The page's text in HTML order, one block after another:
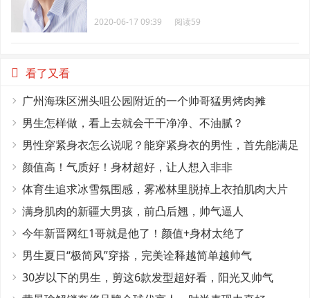
2020-06-17 09:39 阅读59
看了又看
广州海珠区洲头咀公园附近的一个帅哥猛男烤肉摊
男生怎样做，看上去就会干干净净、不油腻？
男性穿紧身衣怎么说呢？能穿紧身衣的男性，首先能满足
这4个条件
颜值高！气质好！身材超好，让人想入非非
体育生追求冰雪氛围感，雾凇林里脱掉上衣拍肌肉大片
满身肌肉的新疆大男孩，前凸后翘，帅气逼人
今年新晋网红1哥就是他了！颜值+身材太绝了
男生夏日“极简风”穿搭，完美诠释越简单越帅气
30岁以下的男生，剪这6款发型超好看，阳光又帅气